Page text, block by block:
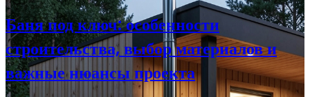
Баня под ключ: особенности
строительства, выбор материалов и
важные нюансы проекта